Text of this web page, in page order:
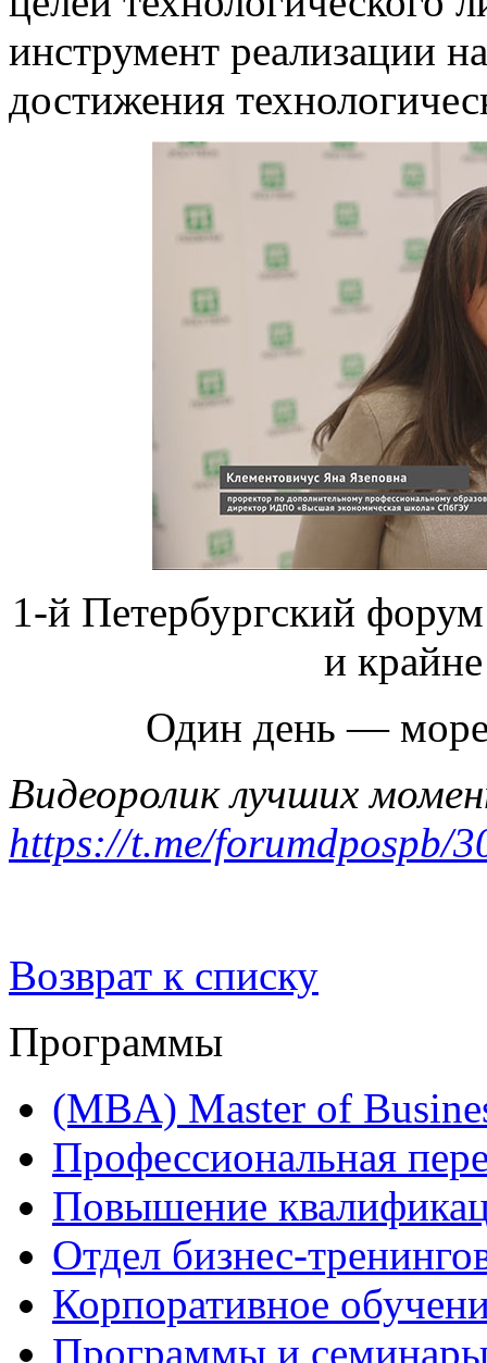
инструмент реализации
достижения
1-й Петербургский
и
Один день —
Видеоролик лучших
https://t.me/forumdpospb/
Возврат к списку
Программы
(MBA) Master of
Профессиональная
Повышение
Отдел бизнес-
Корпоративное
Программы и